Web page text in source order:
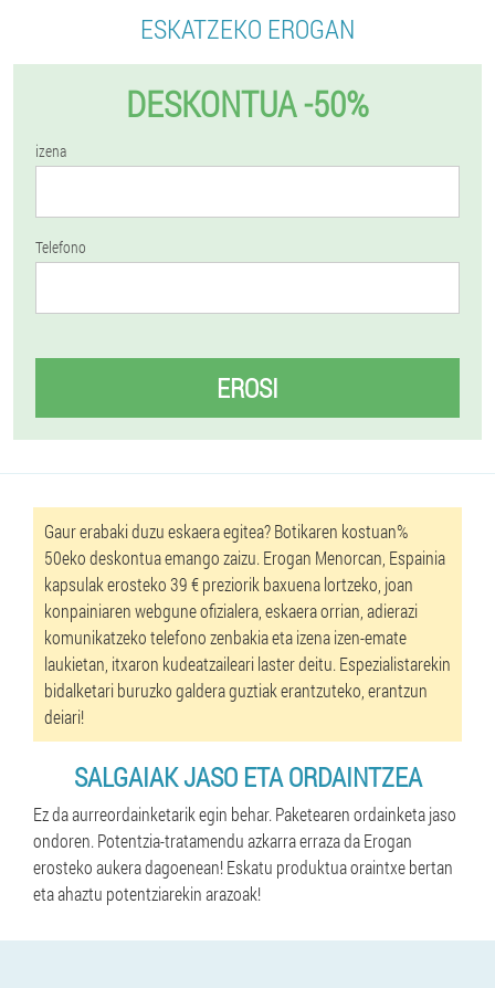
ESKATZEKO EROGAN
DESKONTUA -50%
izena
Telefono
EROSI
Gaur erabaki duzu eskaera egitea? Botikaren kostuan%
50eko deskontua emango zaizu. Erogan Menorcan, Espainia
kapsulak erosteko 39 € preziorik baxuena lortzeko, joan
konpainiaren webgune ofizialera, eskaera orrian, adierazi
komunikatzeko telefono zenbakia eta izena izen-emate
laukietan, itxaron kudeatzaileari laster deitu. Espezialistarekin
bidalketari buruzko galdera guztiak erantzuteko, erantzun
deiari!
SALGAIAK JASO ETA ORDAINTZEA
Ez da aurreordainketarik egin behar. Paketearen ordainketa jaso
ondoren. Potentzia-tratamendu azkarra erraza da Erogan
erosteko aukera dagoenean! Eskatu produktua oraintxe bertan
eta ahaztu potentziarekin arazoak!